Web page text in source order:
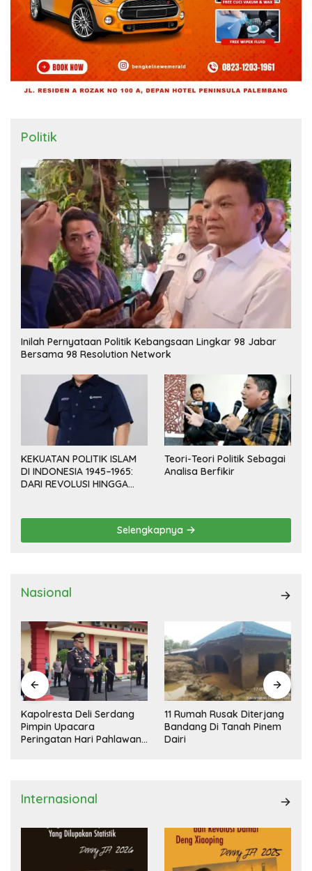
Politik
Inilah Pernyataan Politik Kebangsaan Lingkar 98 Jabar
Bersama 98 Resolution Network
KEKUATAN POLITIK ISLAM
DI INDONESIA 1945–1965:
DARI REVOLUSI HINGGA
Teori-Teori Politik Sebagai
Analisa Berfikir
Selengkapnya
Nasional
Kapolresta Deli Serdang
Pimpin Upacara
Peringatan Hari Pahlawan
11 Rumah Rusak Diterjang
Bandang Di Tanah Pinem
Dairi
Internasional